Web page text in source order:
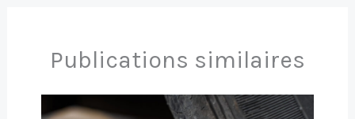
Publications similaires